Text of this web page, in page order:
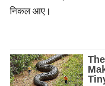
निकल आए।